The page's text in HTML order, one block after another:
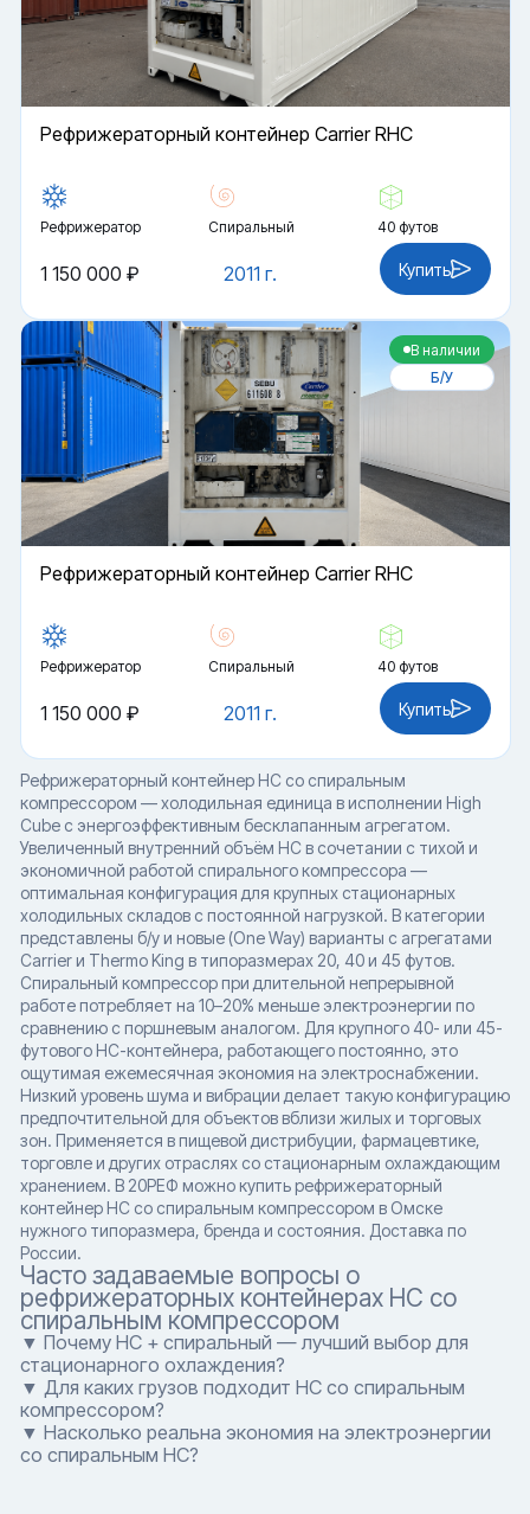
Рефрижераторный контейнер Carrier RHC
Рефрижератор Спиральный 40 футов
2011 г.
1 150 000 ₽ Купить
В наличии
Б/У
Рефрижераторный контейнер Carrier RHC
Рефрижератор Спиральный 40 футов
2011 г.
1 150 000 ₽ Купить
Рефрижераторный контейнер HC со спиральным
компрессором — холодильная единица в исполнении High
Cube с энергоэффективным бесклапанным агрегатом.
Увеличенный внутренний объём HC в сочетании с тихой и
экономичной работой спирального компрессора —
оптимальная конфигурация для крупных стационарных
холодильных складов с постоянной нагрузкой. В категории
представлены б/у и новые (One Way) варианты с агрегатами
Carrier и Thermo King в типоразмерах 20, 40 и 45 футов.
Спиральный компрессор при длительной непрерывной
работе потребляет на 10–20% меньше электроэнергии по
сравнению с поршневым аналогом. Для крупного 40- или 45-
футового HC-контейнера, работающего постоянно, это
ощутимая ежемесячная экономия на электроснабжении.
Низкий уровень шума и вибрации делает такую конфигурацию
предпочтительной для объектов вблизи жилых и торговых
зон. Применяется в пищевой дистрибуции, фармацевтике,
торговле и других отраслях со стационарным охлаждающим
хранением. В 20РЕФ можно купить рефрижераторный
контейнер HC со спиральным компрессором в Омске
нужного типоразмера, бренда и состояния. Доставка по
России.
Часто задаваемые вопросы о
рефрижераторных контейнерах HC со
спиральным компрессором
▼ Почему HC + спиральный — лучший выбор для
стационарного охлаждения?
▼ Для каких грузов подходит HC со спиральным
компрессором?
▼ Насколько реальна экономия на электроэнергии
со спиральным HC?